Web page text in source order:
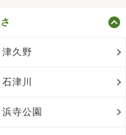
津久野
石津川
浜寺公園